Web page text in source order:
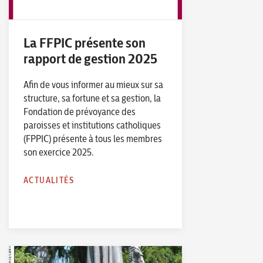
La FFPIC présente son
rapport de gestion 2025
Afin de vous informer au mieux sur sa
structure, sa fortune et sa gestion, la
Fondation de prévoyance des
paroisses et institutions catholiques
(FPPIC) présente à tous les membres
son exercice 2025.
ACTUALITÉS